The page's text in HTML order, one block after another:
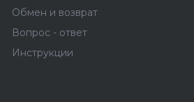
Обмен и возврат
Вопрос - ответ
Инструкции